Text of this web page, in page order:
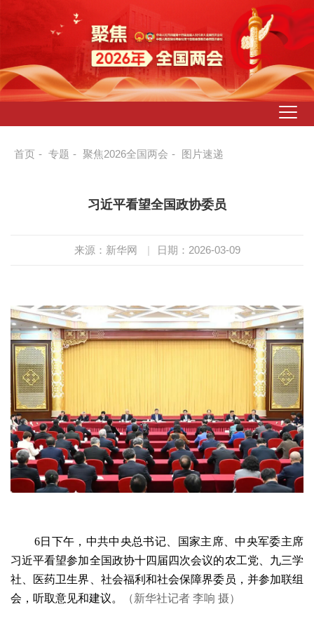
首页 - 专题 - 聚焦2026全国两会 - 图片速递
习近平看望全国政协委员
来源：新华网 | 日期：2026-03-09
6日下午，中共中央总书记、国家主席、中央军委主席
习近平看望参加全国政协十四届四次会议的农工党、九三学
社、医药卫生界、社会福利和社会保障界委员，并参加联组
会，听取意见和建议。
（新华社记者 李响 摄）